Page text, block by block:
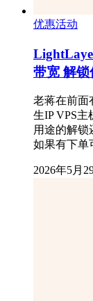
优惠活动
带宽 解锁
老蒋在前面
生IP VPS
用途的解锁
如果有下
2026年5月